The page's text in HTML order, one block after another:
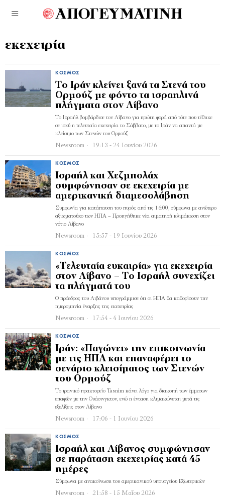
εκεχειρία
ΚΌΣΜΟΣ
Το Ιράν κλείνει ξανά τα Στενά του
Ορμούζ με φόντο τα ισραηλινά
πλήγματα στον Λίβανο
Το Ισραήλ βομβάρδισε τον Λίβανο για πρώτη φορά από τότε που τέθηκε
σε ισχύ η τελευταία εκεχειρία το Σάββατο, με το Ιράν να απαντά με
κλείσιμο των Στενών του Ορμούζ
Newsroom 19:13 - 24 Ιουνίου 2026
ΚΌΣΜΟΣ
Ισραήλ και Χεζμπολάχ
συμφώνησαν σε εκεχειρία με
αμερικανική διαμεσολάβηση
Συμφωνία για κατάπαυση του πυρός από τις 16:00, σύμφωνα με ανώτερο
αξιωματούχο των ΗΠΑ – Προηγήθηκε νέα αιματηρή κλιμάκωση στον
νότιο Λίβανο
Newsroom 15:57 - 19 Ιουνίου 2026
ΚΌΣΜΟΣ
«Τελευταία ευκαιρία» για εκεχειρία
στον Λίβανο – Το Ισραήλ συνεχίζει
τα πλήγματά του
Ο πρόεδρος του Λιβάνου υπογράμμισε ότι οι ΗΠΑ θα καθορίσουν την
ημερομηνία έναρξης της εκεχειρίας
Newsroom 17:54 - 4 Ιουνίου 2026
ΚΌΣΜΟΣ
Ιράν: «Παγώνει» την επικοινωνία
με τις ΗΠΑ και επαναφέρει το
σενάριο κλεισίματος των Στενών
του Ορμούζ
Το ιρανικό πρακτορείο Tasnim κάνει λόγο για διακοπή των έμμεσων
επαφών με την Ουάσινγκτον, ενώ η ένταση κλιμακώνεται μετά τις
εξελίξεις στον Λίβανο
Newsroom 17:06 - 1 Ιουνίου 2026
ΚΌΣΜΟΣ
Ισραήλ και Λίβανος συμφώνησαν
σε παράταση εκεχειρίας κατά 45
ημέρες
Σύμφωνα με ανακοίνωση του αμερικανικού υπουργείου Εξωτερικών
Newsroom 21:58 - 15 Μαΐου 2026